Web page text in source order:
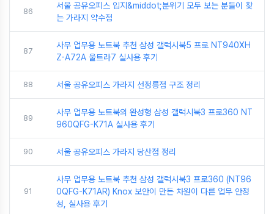
86
서울 공유오피스 입지&middot;분위기 모두 보는 분들이 찾
는 가라지 약수점
87
사무 업무용 노트북 추천 삼성 갤럭시북5 프로 NT940XH
Z-A72A 울트라7 실사용 후기
88 서울 공유오피스 가라지 선정릉점 구조 정리
89
사무 업무용 노트북의 완성형 삼성 갤럭시북3 프로360 NT
960QFG-K71A 실사용 후기
90 서울 공유오피스 가라지 당산점 정리
91
사무 업무용 노트북 추천 삼성 갤럭시북3 프로360 (NT96
0QFG-K71AR) Knox 보안이 만든 차원이 다른 업무 안정
성, 실사용 후기